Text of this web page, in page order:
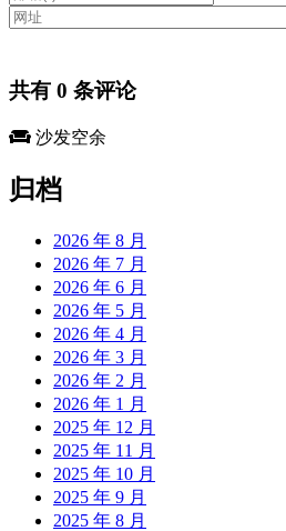
共有 0 条评论
沙发空余
归档
2026 年 8 月
2026 年 7 月
2026 年 6 月
2026 年 5 月
2026 年 4 月
2026 年 3 月
2026 年 2 月
2026 年 1 月
2025 年 12 月
2025 年 11 月
2025 年 10 月
2025 年 9 月
2025 年 8 月